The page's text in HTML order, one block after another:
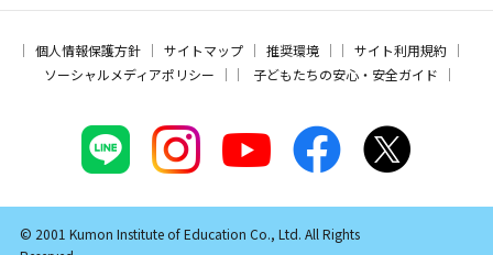
個人情報保護方針 サイトマップ 推奨環境
サイト利用規約
ソーシャルメディアポリシー
子どもたちの安心・安全ガイド
© 2001 Kumon Institute of Education Co., Ltd. All Rights